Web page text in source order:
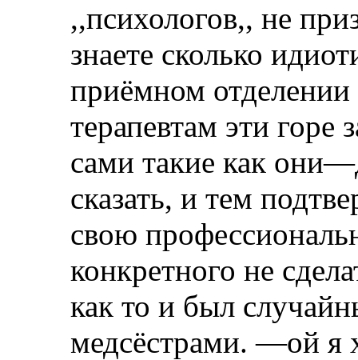
,,психологов,, не
знаете сколько
приёмном
терапевтам эти горе
сами такие как
сказать, и тем
свою
конкретного не
как то и был
медсёстрами. —ой я